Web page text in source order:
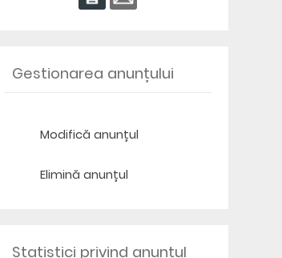
Gestionarea anunțului
Modifică anunțul
Elimină anunțul
Statistici privind anunțul